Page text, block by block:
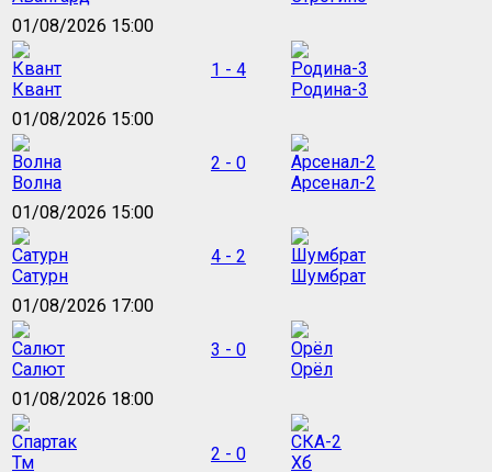
01/08/2026 15:00
Квант
1 - 4
Родина-3
01/08/2026 15:00
Волна
2 - 0
Арсенал-2
01/08/2026 15:00
Сатурн
4 - 2
Шумбрат
01/08/2026 17:00
Салют
3 - 0
Орёл
01/08/2026 18:00
2 - 0